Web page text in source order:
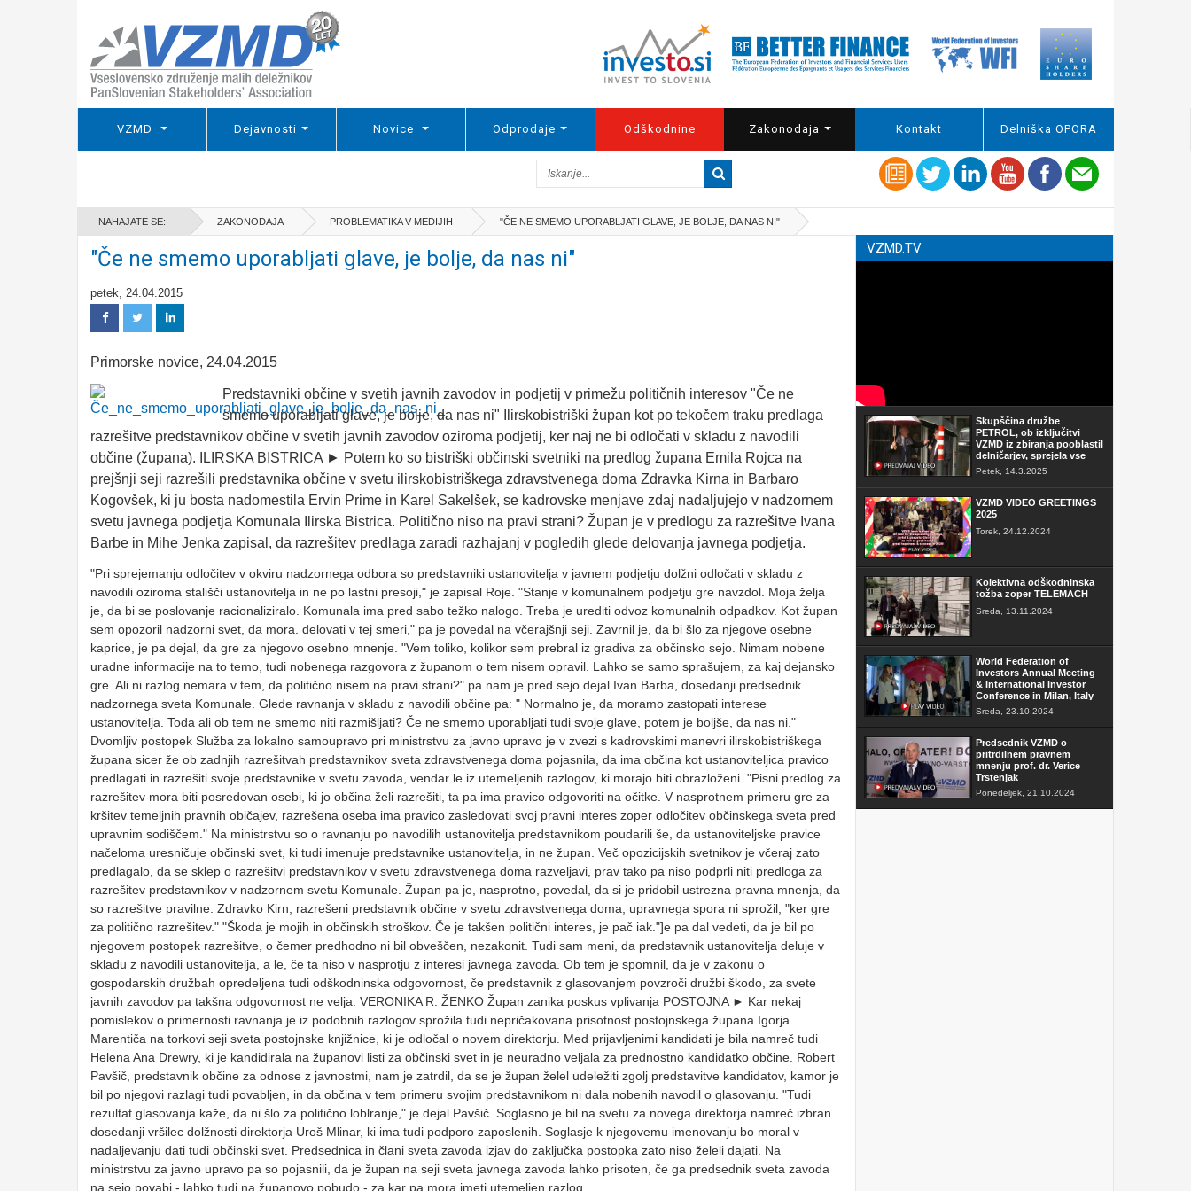
VZMD Dejavnosti Novice Odprodaje Odškodnine Zakonodaja Kontakt Delniška OPORA
NAHAJATE SE: ZAKONODAJA PROBLEMATIKA V MEDIJIH "ČE NE SMEMO UPORABLJATI GLAVE, JE BOLJE, DA NAS NI"
"Če ne smemo uporabljati glave, je bolje, da nas ni"
petek, 24.04.2015
Primorske novice, 24.04.2015
Predstavniki občine v svetih javnih zavodov in podjetij v primežu političnih interesov "Če ne
smemo uporabljati glave, je bolje, da nas ni" Ilirskobistriški župan kot po tekočem traku predlaga
razrešitve predstavnikov občine v svetih javnih zavodov oziroma podjetij, ker naj ne bi odločati v skladu z navodili
občine (župana). ILIRSKA BISTRICA ► Potem ko so bistriški občinski svetniki na predlog župana Emila Rojca na
prejšnji seji razrešili predstavnika občine v svetu ilirskobistriškega zdravstvenega doma Zdravka Kirna in Barbaro
Kogovšek, ki ju bosta nadomestila Ervin Prime in Karel Sakelšek, se kadrovske menjave zdaj nadaljujejo v nadzornem
svetu javnega podjetja Komunala Ilirska Bistrica. Politično niso na pravi strani? Župan je v predlogu za razrešitve Ivana
Barbe in Mihe Jenka zapisal, da razrešitev predlaga zaradi razhajanj v pogledih glede delovanja javnega podjetja.
"Pri sprejemanju odločitev v okviru nadzornega odbora so predstavniki ustanovitelja v javnem podjetju dolžni odločati v skladu z
navodili oziroma stališči ustanovitelja in ne po lastni presoji," je zapisal Roje. "Stanje v komunalnem podjetju gre navzdol. Moja želja
je, da bi se poslovanje racionaliziralo. Komunala ima pred sabo težko nalogo. Treba je urediti odvoz komunalnih odpadkov. Kot župan
sem opozoril nadzorni svet, da mora. delovati v tej smeri," pa je povedal na včerajšnji seji. Zavrnil je, da bi šlo za njegove osebne
kaprice, je pa dejal, da gre za njegovo osebno mnenje. "Vem toliko, kolikor sem prebral iz gradiva za občinsko sejo. Nimam nobene
uradne informacije na to temo, tudi nobenega razgovora z županom o tem nisem opravil. Lahko se samo sprašujem, za kaj dejansko
gre. Ali ni razlog nemara v tem, da politično nisem na pravi strani?" pa nam je pred sejo dejal Ivan Barba, dosedanji predsednik
nadzornega sveta Komunale. Glede ravnanja v skladu z navodili občine pa: " Normalno je, da moramo zastopati interese
ustanovitelja. Toda ali ob tem ne smemo niti razmišljati? Če ne smemo uporabljati tudi svoje glave, potem je boljše, da nas ni."
Dvomljiv postopek Služba za lokalno samoupravo pri ministrstvu za javno upravo je v zvezi s kadrovskimi manevri ilirskobistriškega
župana sicer že ob zadnjih razrešitvah predstavnikov sveta zdravstvenega doma pojasnila, da ima občina kot ustanoviteljica pravico
predlagati in razrešiti svoje predstavnike v svetu zavoda, vendar le iz utemeljenih razlogov, ki morajo biti obrazloženi. "Pisni predlog za
razrešitev mora biti posredovan osebi, ki jo občina želi razrešiti, ta pa ima pravico odgovoriti na očitke. V nasprotnem primeru gre za
kršitev temeljnih pravnih običajev, razrešena oseba ima pravico zasledovati svoj pravni interes zoper odločitev občinskega sveta pred
upravnim sodiščem." Na ministrstvu so o ravnanju po navodilih ustanovitelja predstavnikom poudarili še, da ustanoviteljske pravice
načeloma uresničuje občinski svet, ki tudi imenuje predstavnike ustanovitelja, in ne župan. Več opozicijskih svetnikov je včeraj zato
predlagalo, da se sklep o razrešitvi predstavnikov v svetu zdravstvenega doma razveljavi, prav tako pa niso podprli niti predloga za
razrešitev predstavnikov v nadzornem svetu Komunale. Župan pa je, nasprotno, povedal, da si je pridobil ustrezna pravna mnenja, da
so razrešitve pravilne. Zdravko Kirn, razrešeni predstavnik občine v svetu zdravstvenega doma, upravnega spora ni sprožil, "ker gre
za politično razrešitev." "Škoda je mojih in občinskih stroškov. Če je takšen politični interes, je pač iak."]e pa dal vedeti, da je bil po
njegovem postopek razrešitve, o čemer predhodno ni bil obveščen, nezakonit. Tudi sam meni, da predstavnik ustanovitelja deluje v
skladu z navodili ustanovitelja, a le, če ta niso v nasprotju z interesi javnega zavoda. Ob tem je spomnil, da je v zakonu o
gospodarskih družbah opredeljena tudi odškodninska odgovornost, če predstavnik z glasovanjem povzroči družbi škodo, za svete
javnih zavodov pa takšna odgovornost ne velja. VERONIKA R. ŽENKO Župan zanika poskus vplivanja POSTOJNA ► Kar nekaj
pomislekov o primernosti ravnanja je iz podobnih razlogov sprožila tudi nepričakovana prisotnost postojnskega župana Igorja
Marentiča na torkovi seji sveta postojnske knjižnice, ki je odločal o novem direktorju. Med prijavljenimi kandidati je bila namreč tudi
Helena Ana Drewry, ki je kandidirala na županovi listi za občinski svet in je neuradno veljala za prednostno kandidatko občine. Robert
Pavšič, predstavnik občine za odnose z javnostmi, nam je zatrdil, da se je župan želel udeležiti zgolj predstavitve kandidatov, kamor je
bil po njegovi razlagi tudi povabljen, in da občina v tem primeru svojim predstavnikom ni dala nobenih navodil o glasovanju. "Tudi
rezultat glasovanja kaže, da ni šlo za politično loblranje," je dejal Pavšič. Soglasno je bil na svetu za novega direktorja namreč izbran
dosedanji vršilec dolžnosti direktorja Uroš Mlinar, ki ima tudi podporo zaposlenih. Soglasje k njegovemu imenovanju bo moral v
nadaljevanju dati tudi občinski svet. Predsednica in člani sveta zavoda izjav do zaključka postopka zato niso želeli dajati. Na
ministrstvu za javno upravo pa so pojasnili, da je župan na seji sveta javnega zavoda lahko prisoten, če ga predsednik sveta zavoda
na sejo povabi - lahko tudi na županovo pobudo - za kar pa mora imeti utemeljen razlog.
VZMD.TV
Skupščina družbe
PETROL, ob izključitvi
VZMD iz zbiranja pooblastil
delničarjev, sprejela vse
sklepe
Petek, 14.3.2025
VZMD VIDEO GREETINGS
2025
Torek, 24.12.2024
Kolektivna odškodninska
tožba zoper TELEMACH
Sreda, 13.11.2024
World Federation of
Investors Annual Meeting
& International Investor
Conference in Milan, Italy
Sreda, 23.10.2024
Predsednik VZMD o
pritrdilnem pravnem
mnenju prof. dr. Verice
Trstenjak
Ponedeljek, 21.10.2024